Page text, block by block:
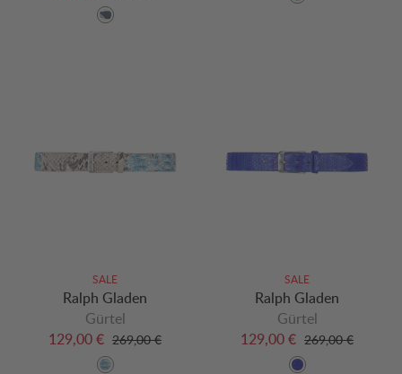
SALE
Ralph Gladen
Gürtel
129,00 € 269,00 €
SALE
Ralph Gladen
Gürtel
129,00 € 269,00 €